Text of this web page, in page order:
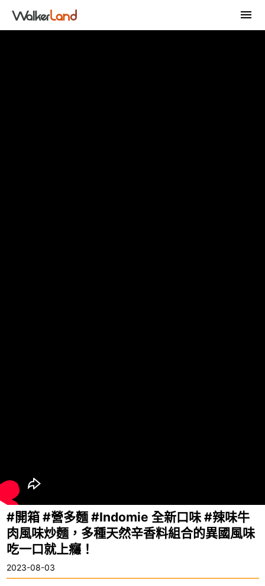
#開箱 #營多麵 #Indomie 全新口味 #辣味牛
肉風味炒麵，多種天然辛香料組合的異國風味
吃一口就上癮！
2023-08-03